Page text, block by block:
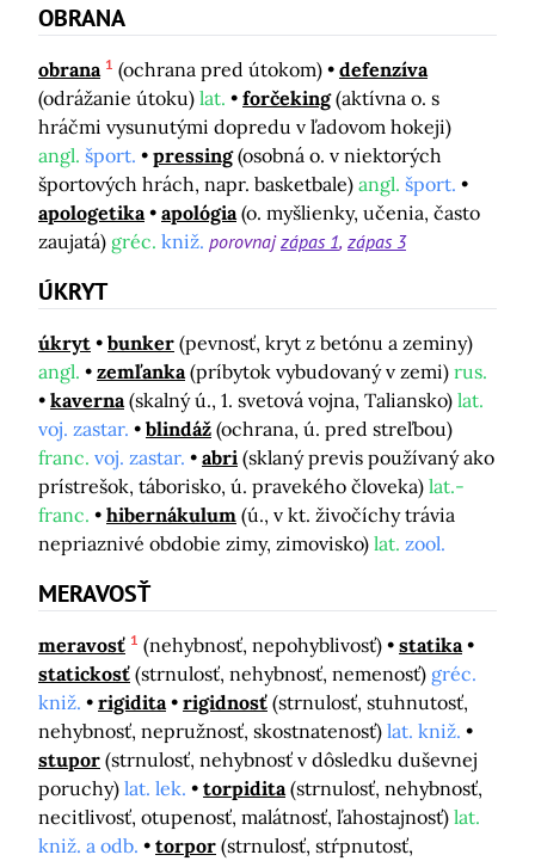
OBRANA
obrana 1 (ochrana pred útokom)
defenzíva
(odrážanie útoku) lat. forčeking (aktívna o. s
hráčmi vysunutými dopredu v ľadovom hokeji)
angl. šport. pressing (osobná o. v niektorých
športových hrách, napr. basketbale) angl. šport.
apologetika
apológia (o. myšlienky, učenia, často
zaujatá) gréc. kniž. porovnajzápas 1 zápas 3
ÚKRYT
úkryt bunker (pevnosť, kryt z betónu a zeminy)
angl.
zemľanka (príbytok vybudovaný v zemi) rus.
kaverna (skalný ú., 1. svetová vojna, Taliansko) lat.
voj. zastar.
blindáž (ochrana, ú. pred streľbou)
franc. voj. zastar. abri (sklaný previs používaný ako
prístrešok, táborisko, ú. pravekého človeka) lat.-
franc.
hibernákulum (ú., v kt. živočíchy trávia
nepriaznivé obdobie zimy, zimovisko) lat. zool.
MERAVOSŤ
meravosť 1 (nehybnosť, nepohyblivosť)
statika
statickosť (strnulosť, nehybnosť, nemenosť) gréc.
kniž.
rigidita rigidnosť (strnulosť, stuhnutosť,
nehybnosť, nepružnosť, skostnatenosť) lat. kniž.
stupor (strnulosť, nehybnosť v dôsledku duševnej
poruchy) lat. lek. torpidita (strnulosť, nehybnosť,
necitlivosť, otupenosť, malátnosť, ľahostajnosť) lat.
kniž. a odb.
torpor (strnulosť, stŕpnutosť,